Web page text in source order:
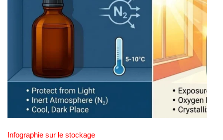
Infographie sur le stockage